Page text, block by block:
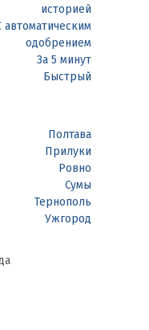
историей
автоматическим
одобрением
За 5 минут
Быстрый
Полтава
Прилуки
Ровно
Сумы
Тернополь
Ужгород